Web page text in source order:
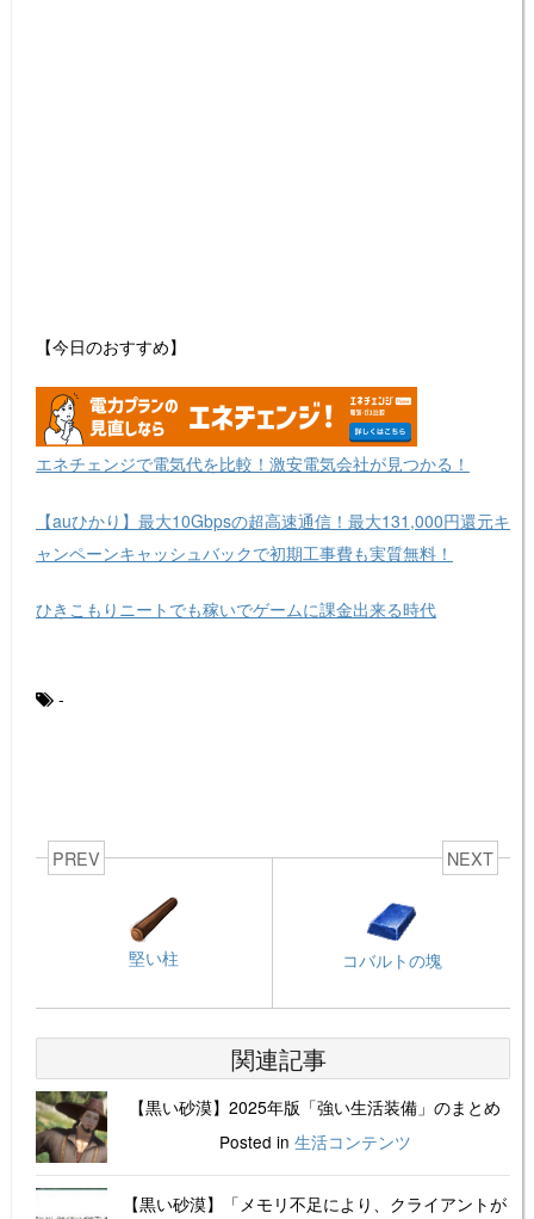
【今日のおすすめ】
エネチェンジで電気代を比較！激安電気会社が見つかる！
【auひかり】最大10Gbpsの超高速通信！最大131,000円還元キ
ャンペーンキャッシュバックで初期工事費も実質無料！
ひきこもりニートでも稼いでゲームに課金出来る時代
-
PREV
堅い柱
NEXT
コバルトの塊
関連記事
【黒い砂漠】2025年版「強い生活装備」のまとめ
Posted in 生活コンテンツ
【黒い砂漠】「メモリ不足により、クライアントが